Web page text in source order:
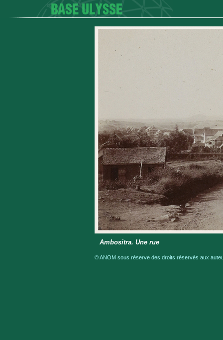
Ambositra. Une rue
© ANOM sous réserve des droits réservés aux